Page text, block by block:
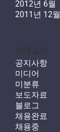
2012년 6월
2011년 12월
카테고리
공지사항
미디어
미분류
보도자료
블로그
채용완료
채용중